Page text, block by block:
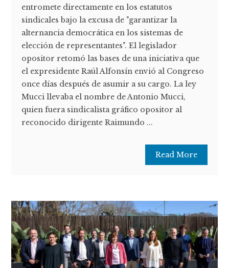
entromete directamente en los estatutos
sindicales bajo la excusa de "garantizar la
alternancia democrática en los sistemas de
elección de representantes". El legislador
opositor retomó las bases de una iniciativa que
el expresidente Raúl Alfonsín envió al Congreso
once días después de asumir a su cargo. La ley
Mucci llevaba el nombre de Antonio Mucci,
quien fuera sindicalista gráfico opositor al
reconocido dirigente Raimundo ...
Read More